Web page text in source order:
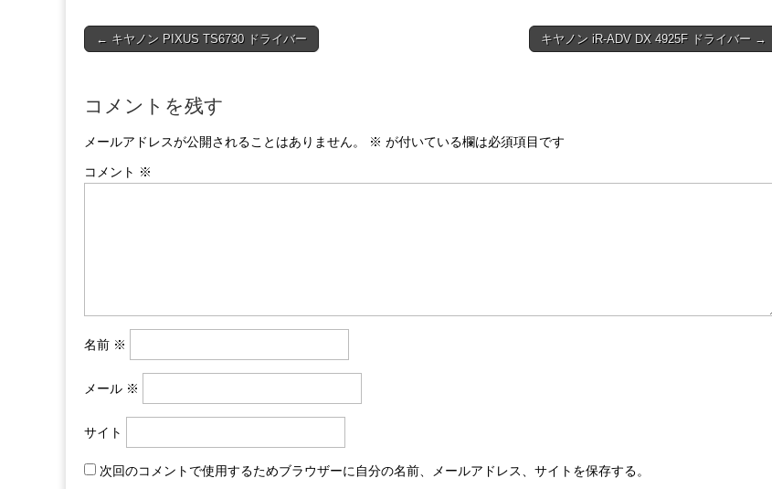
Post
← キヤノン PIXUS TS6730 ドライバー キヤノン iR-ADV DX 4925F ドライバー →
コメントを残す
メールアドレスが公開されることはありません。 ※ が付いている欄は必須項目です
コメント ※
名前 ※
メール ※
サイト
次回のコメントで使用するためブラウザーに自分の名前、メールアドレス、サイトを保存する。